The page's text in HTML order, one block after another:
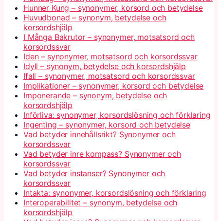
Hunner Kung – synonymer, korsord och betydelse
Huvudbonad – synonym, betydelse och
korsordshjälp
I Många Bakrutor – synonymer, motsatsord och
korsordssvar
Iden – synonymer, motsatsord och korsordssvar
Idyll – synonym, betydelse och korsordshjälp
Ifall – synonymer, motsatsord och korsordssvar
Implikationer – synonymer, korsord och betydelse
Imponerande – synonym, betydelse och
korsordshjälp
Införliva: synonymer, korsordslösning och förklaring
Ingenting – synonymer, korsord och betydelse
Vad betyder innehållsrikt? Synonymer och
korsordssvar
Vad betyder inre kompass? Synonymer och
korsordssvar
Vad betyder instanser? Synonymer och
korsordssvar
Intakta: synonymer, korsordslösning och förklaring
Interoperabilitet – synonym, betydelse och
korsordshjälp